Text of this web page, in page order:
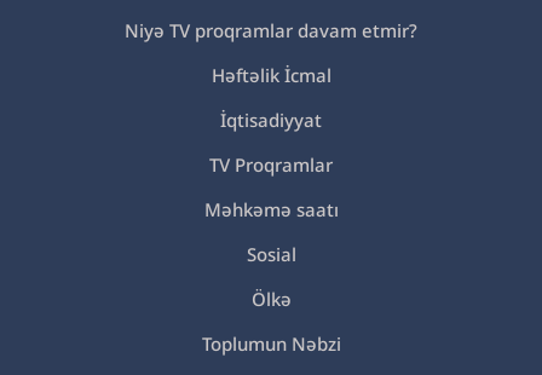
Niyə TV proqramlar davam etmir?
Həftəlik İcmal
İqtisadiyyat
TV Proqramlar
Məhkəmə saatı
Sosial
Ölkə
Toplumun Nəbzi